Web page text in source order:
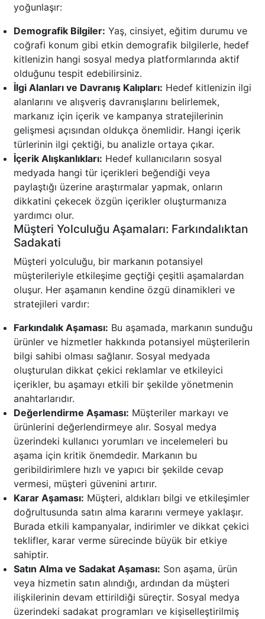
yoğunlaşır:
Demografik Bilgiler: Yaş, cinsiyet, eğitim durumu ve
coğrafi konum gibi etkin demografik bilgilerle, hedef
kitlenizin hangi sosyal medya platformlarında aktif
olduğunu tespit edebilirsiniz.
İlgi Alanları ve Davranış Kalıpları: Hedef kitlenizin ilgi
alanlarını ve alışveriş davranışlarını belirlemek,
markanız için içerik ve kampanya stratejilerinin
gelişmesi açısından oldukça önemlidir. Hangi içerik
türlerinin ilgi çektiği, bu analizle ortaya çıkar.
İçerik Alışkanlıkları: Hedef kullanıcıların sosyal
medyada hangi tür içerikleri beğendiği veya
paylaştığı üzerine araştırmalar yapmak, onların
dikkatini çekecek özgün içerikler oluşturmanıza
yardımcı olur.
Müşteri Yolculuğu Aşamaları: Farkındalıktan
Sadakati
Müşteri yolculuğu, bir markanın potansiyel
müşterileriyle etkileşime geçtiği çeşitli aşamalardan
oluşur. Her aşamanın kendine özgü dinamikleri ve
stratejileri vardır:
Farkındalık Aşaması: Bu aşamada, markanın sunduğu
ürünler ve hizmetler hakkında potansiyel müşterilerin
bilgi sahibi olması sağlanır. Sosyal medyada
oluşturulan dikkat çekici reklamlar ve etkileyici
içerikler, bu aşamayı etkili bir şekilde yönetmenin
anahtarlarıdır.
Değerlendirme Aşaması: Müşteriler markayı ve
ürünlerini değerlendirmeye alır. Sosyal medya
üzerindeki kullanıcı yorumları ve incelemeleri bu
aşama için kritik önemdedir. Markanın bu
geribildirimlere hızlı ve yapıcı bir şekilde cevap
vermesi, müşteri güvenini artırır.
Karar Aşaması: Müşteri, aldıkları bilgi ve etkileşimler
doğrultusunda satın alma kararını vermeye yaklaşır.
Burada etkili kampanyalar, indirimler ve dikkat çekici
teklifler, karar verme sürecinde büyük bir etkiye
sahiptir.
Satın Alma ve Sadakat Aşaması: Son aşama, ürün
veya hizmetin satın alındığı, ardından da müşteri
ilişkilerinin devam ettirildiği süreçtir. Sosyal medya
üzerindeki sadakat programları ve kişiselleştirilmiş